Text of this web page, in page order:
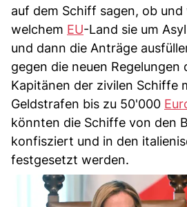
auf dem Schiff sagen, ob und
welchem EU-Land sie um
und dann die Anträge
gegen die neuen Regelungen
Kapitänen der zivilen Schiffe
Geldstrafen bis zu 50'000
könnten die Schiffe von den
konfisziert und in den
festgesetzt werden.